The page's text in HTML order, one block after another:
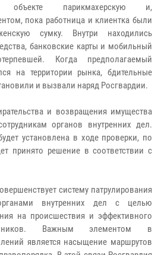
объекте парикмахерскую и,
пока работница и клиентка были
сумку. Внутри находились
банковские карты и мобильный
Когда предполагаемый
на территории рынка, бдительные
и вызвали наряд Росгвардии.
и возвращения имущества
органов внутренних дел.
установлена в ходе проверки, по
принято решение в соответствии с
систему патрулирования
внутренних дел с целью
на происшествия и эффективного
Важным элементом в
является насыщение маршрутов